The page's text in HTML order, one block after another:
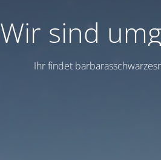
Wir sind
Ihr findet